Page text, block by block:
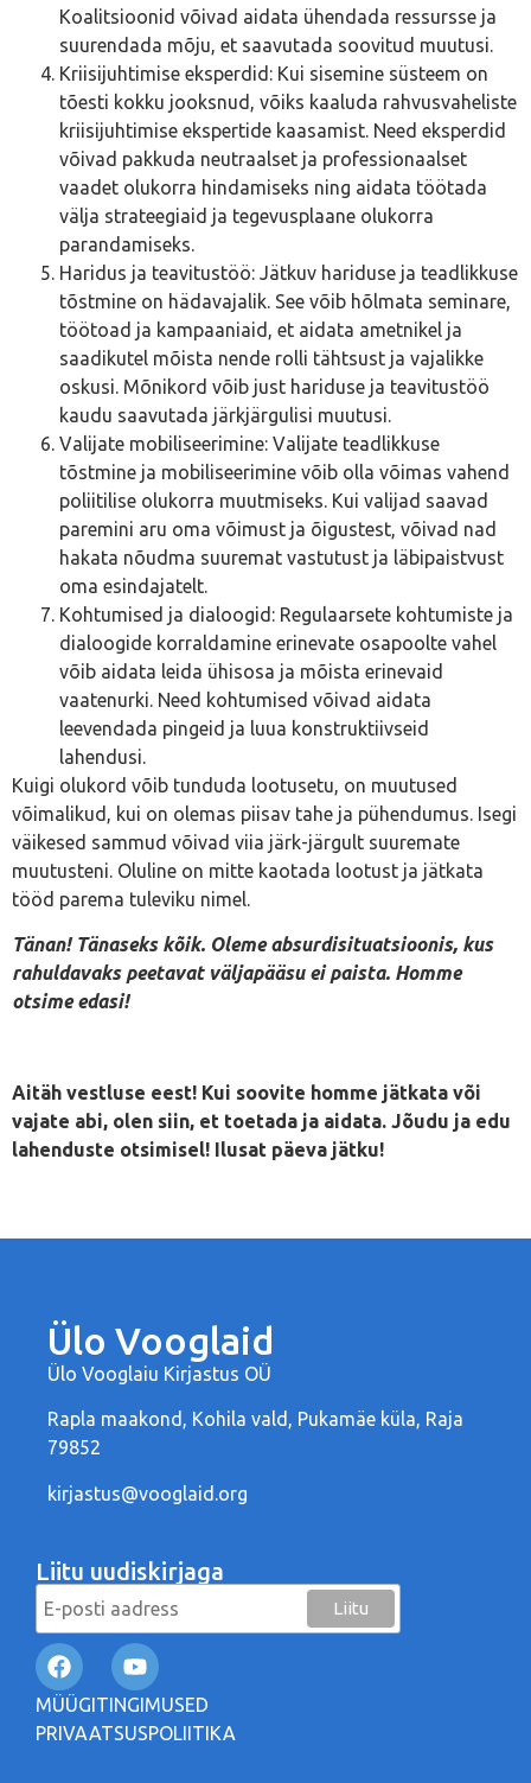
Koalitsioonid võivad aidata ühendada ressursse ja
suurendada mõju, et saavutada soovitud muutusi.
Kriisijuhtimise eksperdid: Kui sisemine süsteem on
tõesti kokku jooksnud, võiks kaaluda rahvusvaheliste
kriisijuhtimise ekspertide kaasamist. Need eksperdid
võivad pakkuda neutraalset ja professionaalset
vaadet olukorra hindamiseks ning aidata töötada
välja strateegiaid ja tegevusplaane olukorra
parandamiseks.
Haridus ja teavitustöö: Jätkuv hariduse ja teadlikkuse
tõstmine on hädavajalik. See võib hõlmata seminare,
töötoad ja kampaaniaid, et aidata ametnikel ja
saadikutel mõista nende rolli tähtsust ja vajalikke
oskusi. Mõnikord võib just hariduse ja teavitustöö
kaudu saavutada järkjärgulisi muutusi.
Valijate mobiliseerimine: Valijate teadlikkuse
tõstmine ja mobiliseerimine võib olla võimas vahend
poliitilise olukorra muutmiseks. Kui valijad saavad
paremini aru oma võimust ja õigustest, võivad nad
hakata nõudma suuremat vastutust ja läbipaistvust
oma esindajatelt.
Kohtumised ja dialoogid: Regulaarsete kohtumiste ja
dialoogide korraldamine erinevate osapoolte vahel
võib aidata leida ühisosa ja mõista erinevaid
vaatenurki. Need kohtumised võivad aidata
leevendada pingeid ja luua konstruktiivseid
lahendusi.
Kuigi olukord võib tunduda lootusetu, on muutused
võimalikud, kui on olemas piisav tahe ja pühendumus. Isegi
väikesed sammud võivad viia järk-järgult suuremate
muutusteni. Oluline on mitte kaotada lootust ja jätkata
tööd parema tuleviku nimel.
Tänan! Tänaseks kõik. Oleme absurdisituatsioonis, kus
rahuldavaks peetavat väljapääsu ei paista. Homme
otsime edasi!
Aitäh vestluse eest! Kui soovite homme jätkata või
vajate abi, olen siin, et toetada ja aidata. Jõudu ja edu
lahenduste otsimisel! Ilusat päeva jätku!
Ülo Vooglaid
Ülo Vooglaiu Kirjastus OÜ
Rapla maakond, Kohila vald, Pukamäe küla, Raja
79852
kirjastus@vooglaid.org
Liitu uudiskirjaga
MÜÜGITINGIMUSED
PRIVAATSUSPOLIITIKA